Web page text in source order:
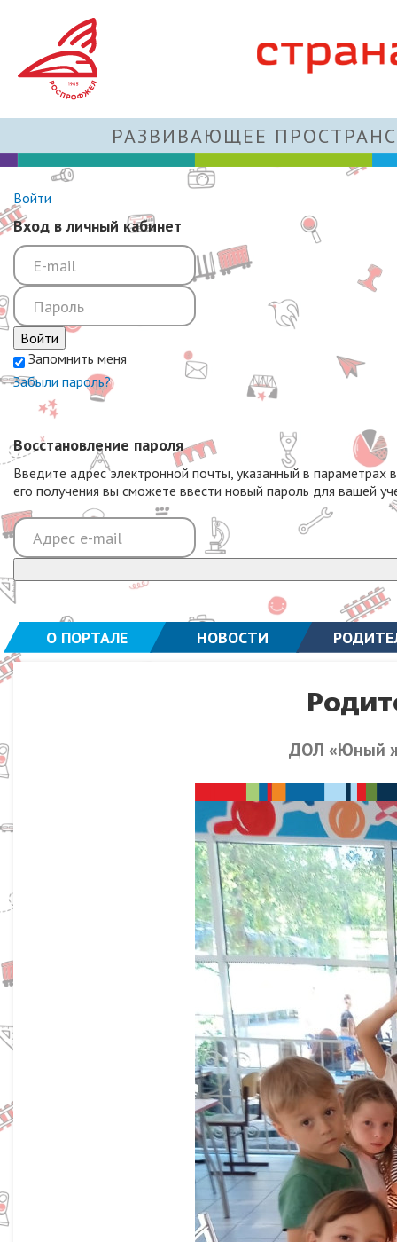
РАЗВИВАЮЩЕЕ
Войти
Вход в личный кабинет
Войти
Запомнить меня
Забыли пароль?
Восстановление пароля
Введите адрес электронной почты, указанный в
его получения вы сможете ввести новый пароль для вашей
О ПОРТАЛЕ НОВОСТИ
ДОЛ «Юный